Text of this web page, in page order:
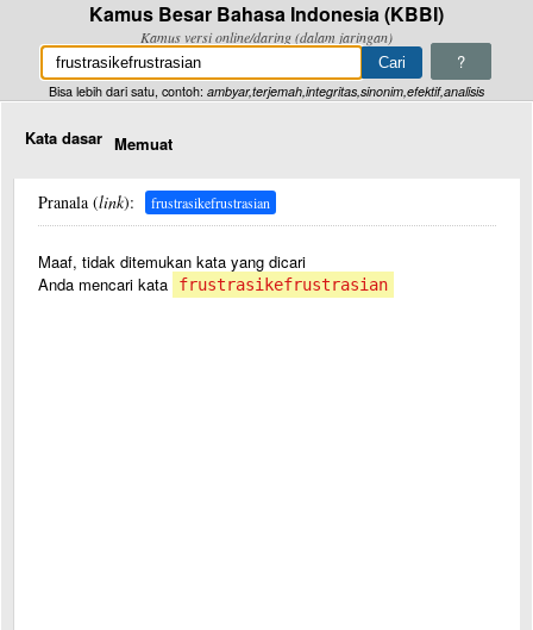
Kamus Besar Bahasa Indonesia (KBBI)
Kamus versi online/daring (dalam jaringan)
?
Bisa lebih dari satu, contoh: ambyar,terjemah,integritas,sinonim,efektif,analisis
Kata dasar Memuat
Pranala (link): frustrasikefrustrasian
Maaf, tidak ditemukan kata yang dicari
Anda mencari kata
frustrasikefrustrasian